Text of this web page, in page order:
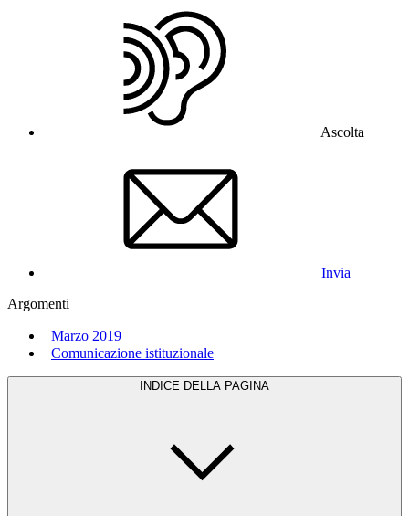
Ascolta
Invia
Argomenti
Marzo 2019
Comunicazione istituzionale
INDICE DELLA PAGINA